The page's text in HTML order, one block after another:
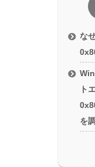
な
ト
を